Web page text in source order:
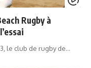
Rugby à
le club de rugby de…